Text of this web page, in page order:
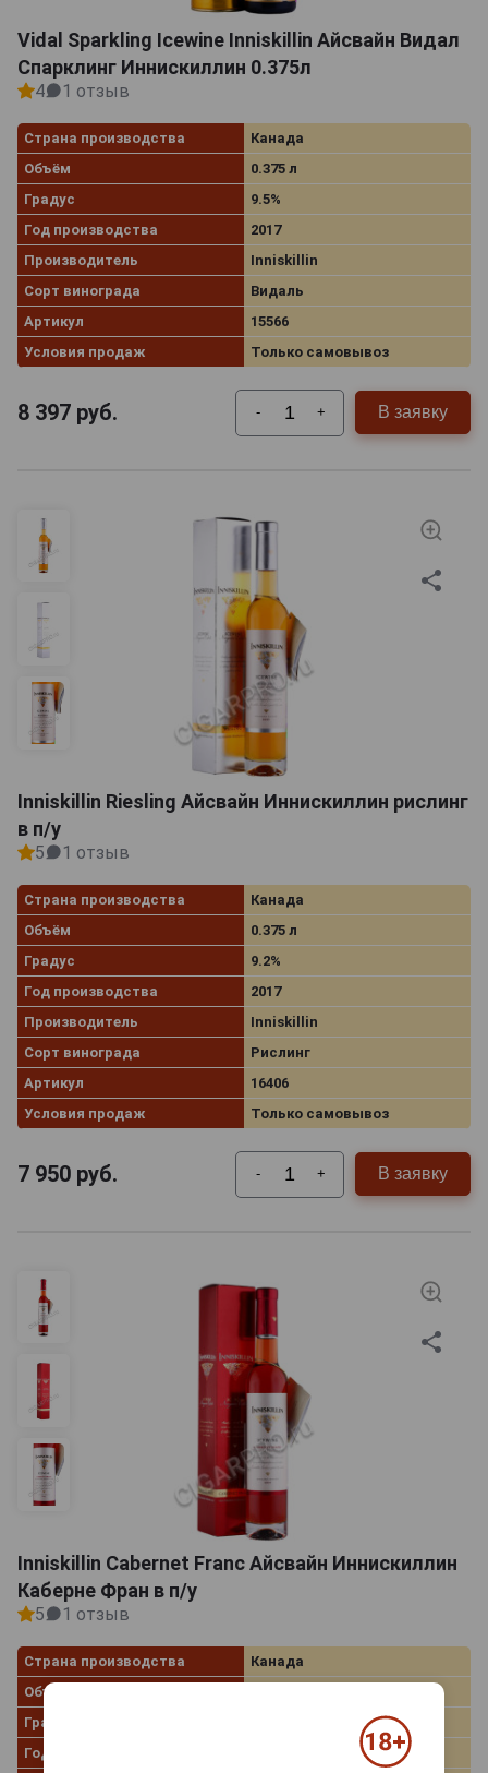
Vidal Sparkling Icewine Inniskillin Айсвайн Видал
Спарклинг Иннискиллин 0.375л
4 1 отзыв
Страна производства
Канада
Объём
0.375 л
Градус
9.5%
Год производства
2017
Производитель
Inniskillin
Сорт винограда
Видаль
Артикул
15566
Условия продаж
Только самовывоз
8 397 руб. - + В заявку
Inniskillin Riesling Айсвайн Иннискиллин рислинг
в п/у
5 1 отзыв
Страна производства
Канада
Объём
0.375 л
Градус
9.2%
Год производства
2017
Производитель
Inniskillin
Сорт винограда
Рислинг
Артикул
16406
Условия продаж
Только самовывоз
7 950 руб. - + В заявку
Inniskillin Cabernet Franc Айсвайн Иннискиллин
Каберне Фран в п/у
5 1 отзыв
Страна производства
Канада
Объём
Градус
Год производства